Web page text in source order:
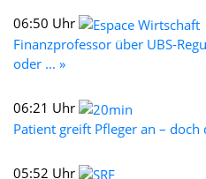
06:50 Uhr
Finanzprofessor über UBS-
oder ... »
06:21 Uhr
Patient greift Pfleger an –
05:52 Uhr